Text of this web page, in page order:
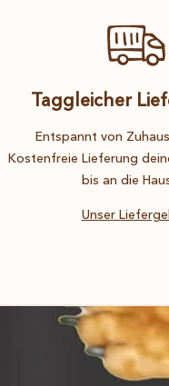
Natur pur in
Länge der Stücke: ca. 10–15
Da es sich um ein reines
BARF-Ergänzung
Alle, die auf reine,
Taggleicher
Entspannt von
Kostenfreie Lieferung
bis an die
Unser